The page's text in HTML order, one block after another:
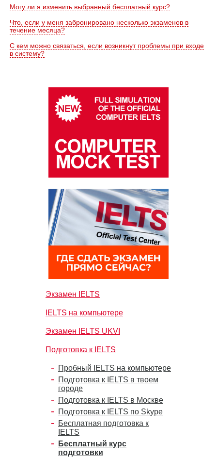
Могу ли я изменить выбранный бесплатный курс?
Что, если у меня забронировано несколько экзаменов в
течение месяца?
С кем можно связаться, если возникнут проблемы при входе
в систему?
Экзамен IELTS
IELTS на компьютере
Экзамен IELTS UKVI
Подготовка к IELTS
Пробный IELTS на компьютере
Подготовка к IELTS в твоем
городе
Подготовка к IELTS в Москве
Подготовка к IELTS по Skype
Бесплатная подготовка к
IELTS
Бесплатный курс
подготовки